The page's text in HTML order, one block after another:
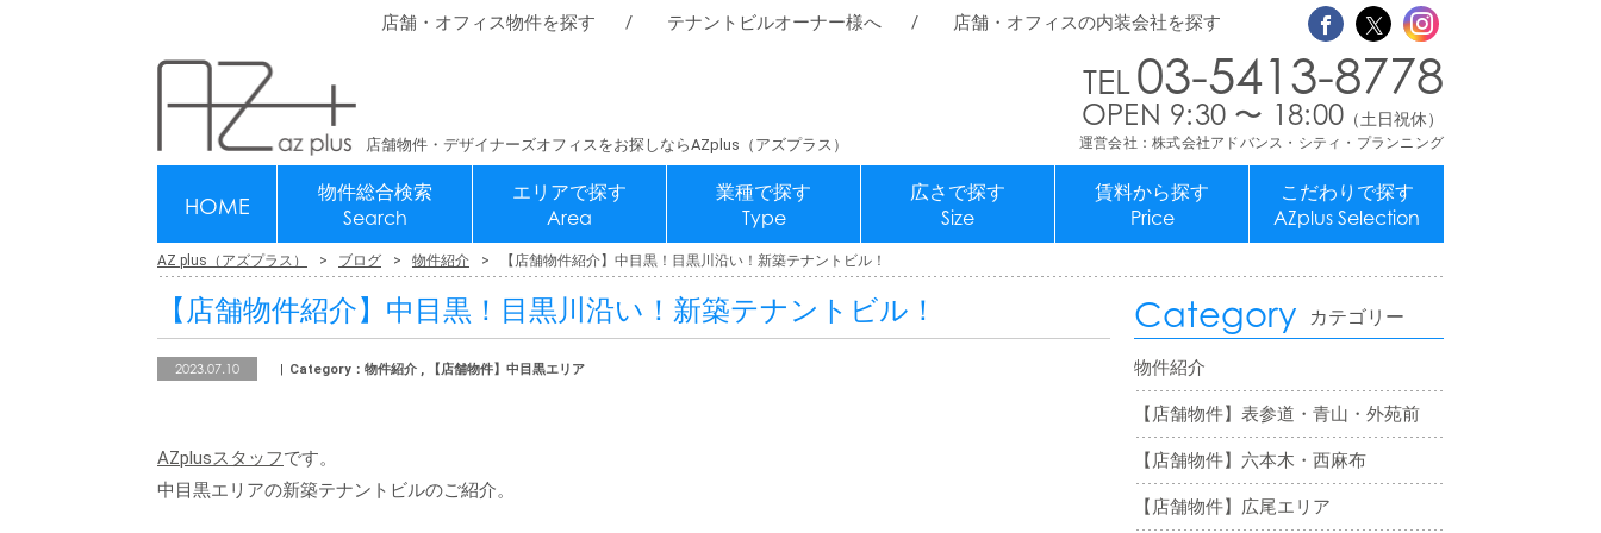
店舗物件・デザイナーズオフィスをお探しならAZplus（アズプラス）
店舗・オフィス物件を探す テナントビルオーナー様へ 店舗・オフィスの内装会社を探す
HOME
物件総合検索
Search
エリアで探す
Area
業種で探す
Type
広さで探す
Size
賃料から探す
Price
こだわりで探す
AZplus Selection
03-5413-8778
OPEN 9:30 〜 18:00 （土日祝休）
運営会社：株式会社アドバンス・シティ・プランニング
AZ plus（アズプラス） ブログ 物件紹介 【店舗物件紹介】中目黒！目黒川沿い！新築テナントビル！
【店舗物件紹介】中目黒！目黒川沿い！新築テナントビル！
2023.07.10 Category：物件紹介 , 【店舗物件】中目黒エリア
AZplusスタッフです。
中目黒エリアの新築テナントビルのご紹介。
Category カテゴリー
物件紹介
【店舗物件】表参道・青山・外苑前
【店舗物件】六本木・西麻布
【店舗物件】広尾エリア